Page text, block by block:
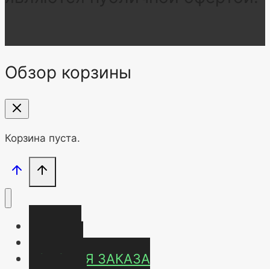
Обзор корзины
Корзина пуста.
УСЛОВИЯ ЗАКАЗА